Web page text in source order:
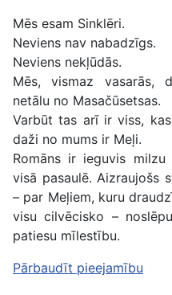
Mēs esam Sinklēri.
Neviens nav nabadzīgs.
Neviens nekļūdās.
Mēs, vismaz vasarās,
netālu no Masačūsetsas.
Varbūt tas arī ir viss,
daži no mums ir Meļi.
Romāns ir ieguvis
visā pasaulē. Aizraujošs
– par Meļiem, kuru
visu cilvēcisko –
patiesu mīlestību.
Pārbaudīt pieejamību